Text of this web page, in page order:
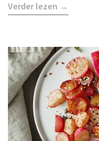
Verder lezen →